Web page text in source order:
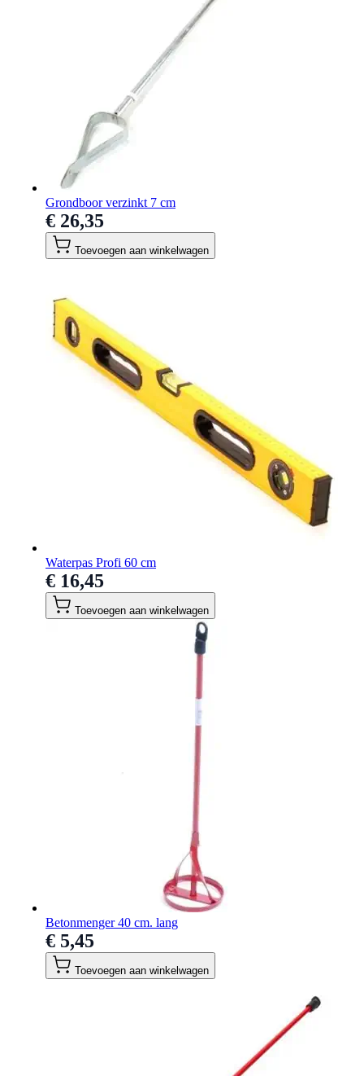
Grondboor verzinkt 7 cm
€ 26,35
Toevoegen aan winkelwagen
Waterpas Profi 60 cm
€ 16,45
Toevoegen aan winkelwagen
Betonmenger 40 cm. lang
€ 5,45
Toevoegen aan winkelwagen